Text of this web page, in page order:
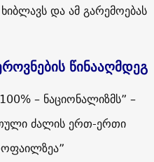
და ამ გარემოებას
წინააღმდეგ
– ნაციონალიზმს” –
ძალის ერთ-ერთი